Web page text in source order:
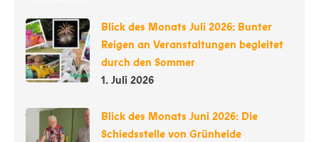
Blick des Monats Juli 2026: Bunter
Reigen an Veranstaltungen begleitet
durch den Sommer
1. Juli 2026
Blick des Monats Juni 2026: Die
Schiedsstelle von Grünheide